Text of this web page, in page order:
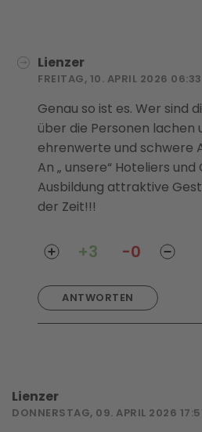
Lienzer
FREITAG, 10. APRIL 2026 06:33
Genau so ist es. Wer sind
über die Personen lachen
ehrenwerte und schwere
An „ unsere“ Hoteliers
Ausbildung attraktive
der Zeit!!!
ANTWORTEN
+3 -0
Lienzer
DONNERSTAG, 09. APRIL 2026